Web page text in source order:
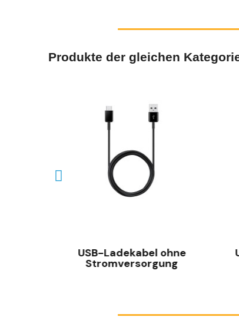
Produkte der gleichen
USB-Ladekabel ohne
Stromversorgung